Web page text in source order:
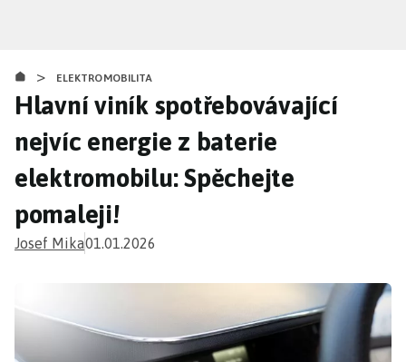
obsahu
> ELEKTROMOBILITA
Hlavní viník spotřebovávající
nejvíc energie z baterie
elektromobilu: Spěchejte
pomaleji!
Josef Mika01.01.2026